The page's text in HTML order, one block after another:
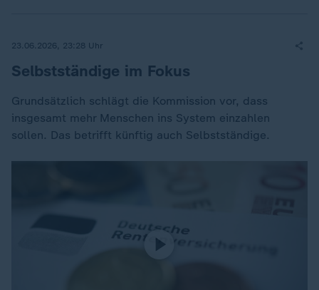
23.06.2026, 23:28 Uhr
Selbstständige im Fokus
Grundsätzlich schlägt die Kommission vor, dass
insgesamt mehr Menschen ins System einzahlen
sollen. Das betrifft künftig auch Selbstständige.